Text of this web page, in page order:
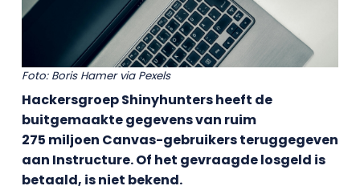
Foto: Boris Hamer via Pexels
Hackersgroep Shinyhunters heeft de
buitgemaakte gegevens van ruim
275 miljoen Canvas-gebruikers teruggegeven
aan Instructure. Of het gevraagde losgeld is
betaald, is niet bekend.